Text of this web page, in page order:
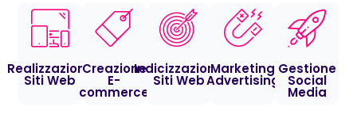
Realizzazione
Siti Web
Creazione
E-
commerce
Indicizzazione
Siti Web
Marketing
Advertising
Gestione
Social
Media